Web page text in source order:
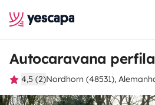
Autocaravana
4,5 (2)Nordhorn (48531),